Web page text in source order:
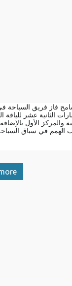
فاز فريق السباحة